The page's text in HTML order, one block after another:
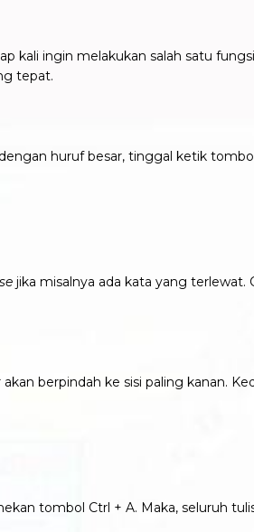
kali ingin melakukan salah satu
tepat.
huruf besar, tinggal ketik
jika misalnya ada kata yang terlewat.
berpindah ke sisi paling kanan.
tombol Ctrl + A. Maka, seluruh